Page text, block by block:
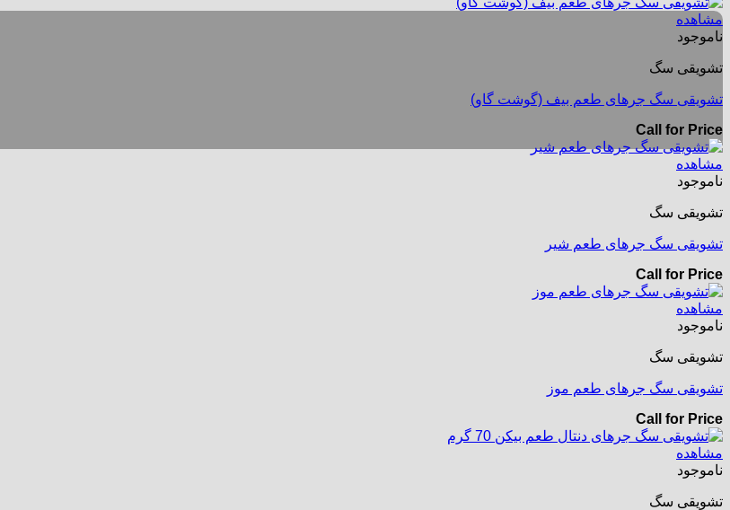
مشاهده
ناموجود
تشویقی سگ
تشویقی سگ جرهای طعم بیف (گوشت گاو)
Call for Price
مشاهده
ناموجود
تشویقی سگ
تشویقی سگ جرهای طعم شیر
Call for Price
مشاهده
ناموجود
تشویقی سگ
تشویقی سگ جرهای طعم موز
Call for Price
مشاهده
ناموجود
تشویقی سگ